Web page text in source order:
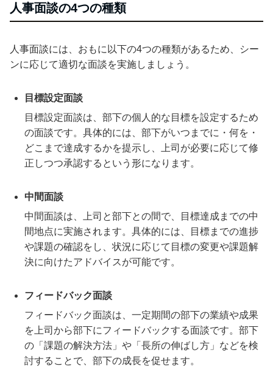
人事面談の4つの種類
人事面談には、おもに以下の4つの種類があるため、シー
ンに応じて適切な面談を実施しましょう。
目標設定面談
目標設定面談は、部下の個人的な目標を設定するため
の面談です。具体的には、部下がいつまでに・何を・
どこまで達成するかを提示し、上司が必要に応じて修
正しつつ承認するという形になります。
中間面談
中間面談は、上司と部下との間で、目標達成までの中
間地点に実施されます。具体的には、目標までの進捗
や課題の確認をし、状況に応じて目標の変更や課題解
決に向けたアドバイスが可能です。
フィードバック面談
フィードバック面談は、一定期間の部下の業績や成果
を上司から部下にフィードバックする面談です。部下
の「課題の解決方法」や「長所の伸ばし方」などを検
討することで、部下の成長を促せます。